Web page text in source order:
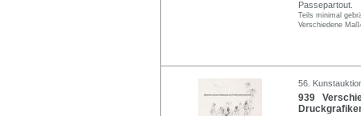
Passepartout.
Teils minimal
Verschiedene
56.
939